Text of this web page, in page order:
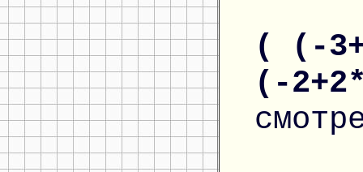
( (-
(-